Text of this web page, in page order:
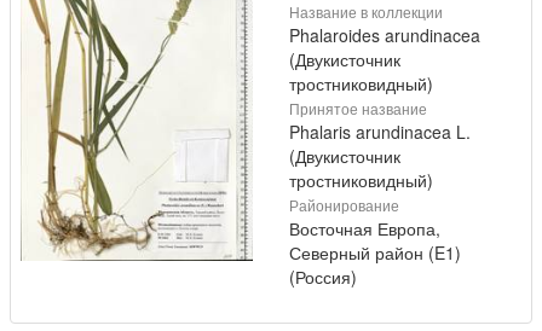
Название в коллекции
Phalaroides arundinacea
(Двукисточник
тростниковидный)
Принятое название
Phalaris arundinacea L.
(Двукисточник
тростниковидный)
Районирование
Восточная Европа,
Северный район (E1)
(Россия)